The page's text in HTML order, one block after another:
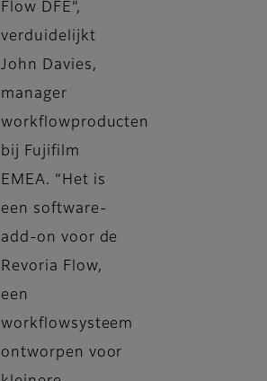
Flow DFE”,
verduidelijkt
John Davies,
manager
workflowproducten
bij Fujifilm
EMEA. “Het is
een software-
add-on voor de
Revoria Flow,
een
workflowsysteem
ontworpen voor